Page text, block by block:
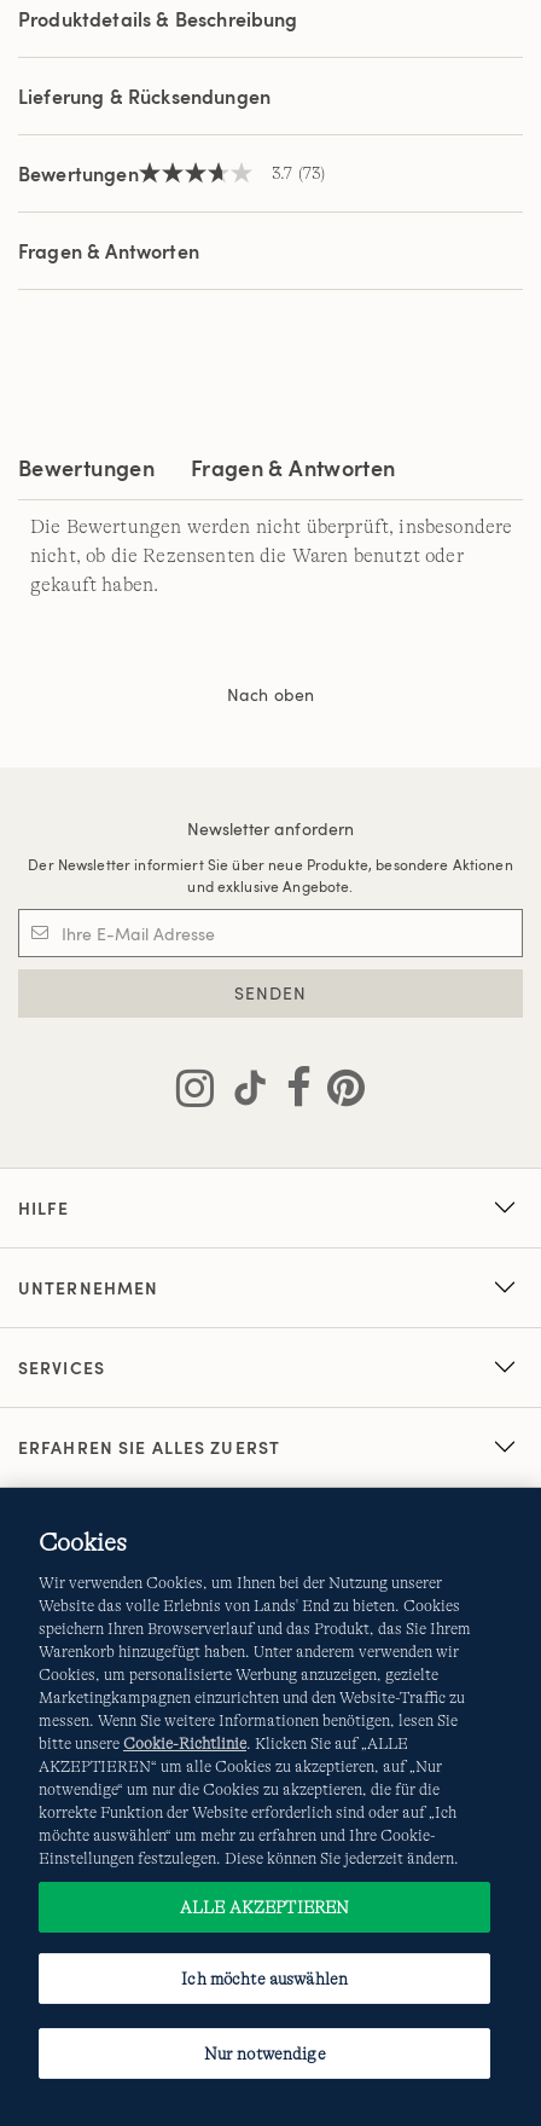
derselben
Produktdetails & Beschreibung
Lieferung & Rücksendungen
Bewertungen3.7
5
Sternen,
Durchschnittswert
Bewertung.
3.7 (73)
Fragen & Antworten
Bewertungen Fragen & Antworten
Die Bewertungen werden nicht überprüft, insbesondere
nicht, ob die Rezensenten die Waren benutzt oder
gekauft haben.
Nach oben
Newsletter anfordern
Der Newsletter informiert Sie über neue Produkte, besondere Aktionen
und exklusive Angebote.
SENDEN
HILFE
UNTERNEHMEN
SERVICES
ERFAHREN SIE ALLES ZUERST
AGB Datenschutz & Sicherheit
Cookies-Ich möchte auswählen Site Map
Internationale Websites
Diese Website ist durch reCAPTCHA geschützt. Es gelten die
DatenschutzerklärungundNutzungsbedingungen
Google.
Cookies
Wir verwenden Cookies, um Ihnen bei der Nutzung unserer
Website das volle Erlebnis von Lands' End zu bieten. Cookies
speichern Ihren Browserverlauf und das Produkt, das Sie Ihrem
Warenkorb hinzugefügt haben. Unter anderem verwenden wir
Cookies, um personalisierte Werbung anzuzeigen, gezielte
Marketingkampagnen einzurichten und den Website-Traffic zu
messen. Wenn Sie weitere Informationen benötigen, lesen Sie
bitte unsere Cookie-Richtlinie. Klicken Sie auf „ALLE
AKZEPTIEREN“ um alle Cookies zu akzeptieren, auf „Nur
notwendige“ um nur die Cookies zu akzeptieren, die für die
korrekte Funktion der Website erforderlich sind oder auf „Ich
möchte auswählen“ um mehr zu erfahren und Ihre Cookie-
Einstellungen festzulegen. Diese können Sie jederzeit ändern.
Ich möchte auswählen
Nur notwendige
ALLE AKZEPTIEREN